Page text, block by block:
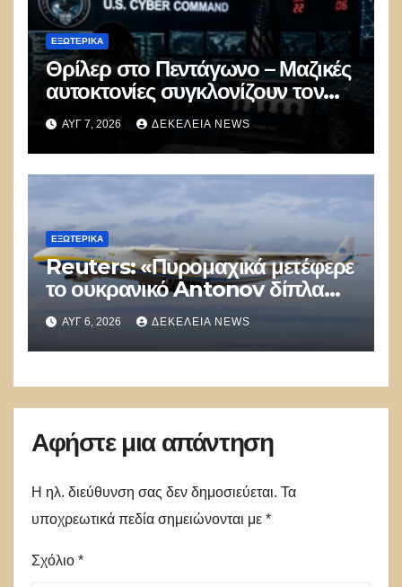
ΕΞΩΤΕΡΙΚΑ
Θρίλερ στο Πεντάγωνο – Μαζικές
αυτοκτονίες συγκλονίζουν τον
μυστικό στρατό
κυβερνοπολέμου των ΗΠΑ
ΑΥΓ 7, 2026 ΔΕΚΈΛΕΙΑ NEWS
ΕΞΩΤΕΡΙΚΑ
Reuters: «Πυρομαχικά μετέφερε
το ουκρανικό Antonov δίπλα
στο οποίο βρέθηκε το drone στη
Λειψία»
ΑΥΓ 6, 2026 ΔΕΚΈΛΕΙΑ NEWS
Αφήστε μια απάντηση
Η ηλ. διεύθυνση σας δεν δημοσιεύεται. Τα
υποχρεωτικά πεδία σημειώνονται με *
Σχόλιο *